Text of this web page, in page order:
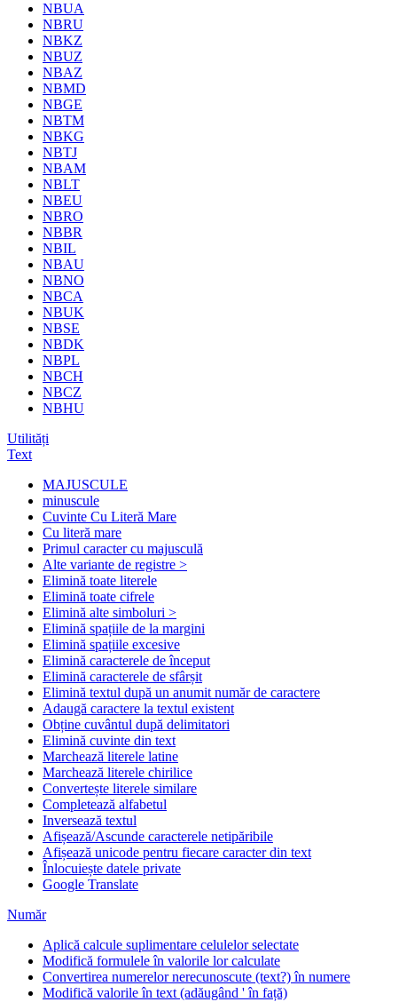
NBUA
NBRU
NBKZ
NBUZ
NBAZ
NBMD
NBGE
NBTM
NBKG
NBTJ
NBAM
NBLT
NBEU
NBRO
NBBR
NBIL
NBAU
NBNO
NBCA
NBUK
NBSE
NBDK
NBPL
NBCH
NBCZ
NBHU
Utilități
Text
MAJUSCULE
minuscule
Cuvinte Cu Literă Mare
Cu literă mare
Primul caracter cu majusculă
Alte variante de registre >
Elimină toate literele
Elimină toate cifrele
Elimină alte simboluri >
Elimină spațiile de la margini
Elimină spațiile excesive
Elimină caracterele de început
Elimină caracterele de sfârșit
Elimină textul după un anumit număr de caractere
Adaugă caractere la textul existent
Obține cuvântul după delimitatori
Elimină cuvinte din text
Marchează literele latine
Marchează literele chirilice
Convertește literele similare
Completează alfabetul
Inversează textul
Afișează/Ascunde caracterele netipăribile
Afișează unicode pentru fiecare caracter din text
Înlocuiește datele private
Google Translate
Număr
Aplică calcule suplimentare celulelor selectate
Modifică formulele în valorile lor calculate
Convertirea numerelor nerecunoscute (text?) în numere
Modifică valorile în text (adăugând ' în față)